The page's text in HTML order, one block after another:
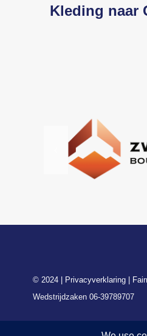
Kleding naar
© 2024 | Privacyverklaring
Wedstrijdzaken 06-39789707